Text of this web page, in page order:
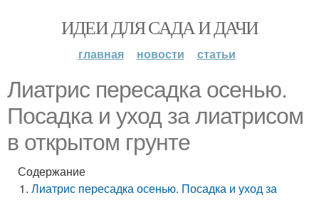
ИДЕИ ДЛЯ САДА И ДАЧИ
главная новости статьи
Лиатрис пересадка осенью.
Посадка и уход за лиатрисом
в открытом грунте
Содержание
Лиатрис пересадка осенью. Посадка и уход за